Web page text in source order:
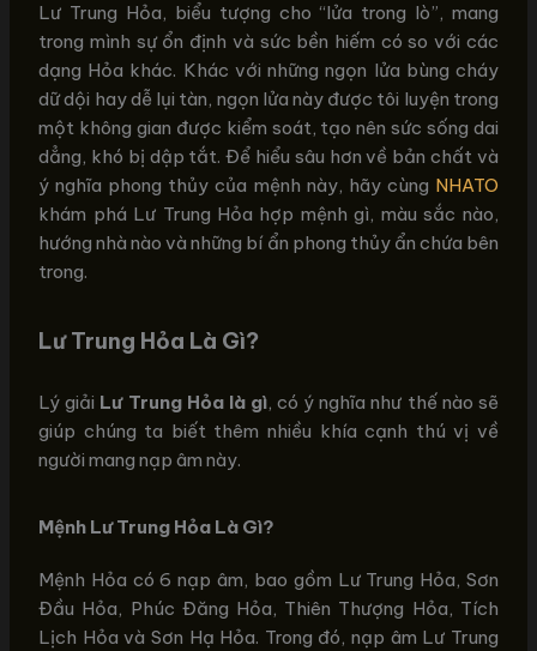
Lư Trung Hỏa, biểu tượng cho “lửa trong lò”, mang
trong mình sự ổn định và sức bền hiếm có so với các
dạng Hỏa khác. Khác với những ngọn lửa bùng cháy
dữ dội hay dễ lụi tàn, ngọn lửa này được tôi luyện trong
một không gian được kiểm soát, tạo nên sức sống dai
dẳng, khó bị dập tắt. Để hiểu sâu hơn về bản chất và
ý nghĩa phong thủy của mệnh này, hãy cùng NHATO
khám phá Lư Trung Hỏa hợp mệnh gì, màu sắc nào,
hướng nhà nào và những bí ẩn phong thủy ẩn chứa bên
trong.
Lư Trung Hỏa Là Gì?
Lý giải Lư Trung Hỏa là gì, có ý nghĩa như thế nào sẽ
giúp chúng ta biết thêm nhiều khía cạnh thú vị về
người mang nạp âm này.
Mệnh Lư Trung Hỏa Là Gì?
Mệnh Hỏa có 6 nạp âm, bao gồm Lư Trung Hỏa, Sơn
Đầu Hỏa, Phúc Đăng Hỏa, Thiên Thượng Hỏa, Tích
Lịch Hỏa và Sơn Hạ Hỏa. Trong đó, nạp âm Lư Trung